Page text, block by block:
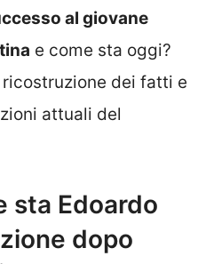
al giovane
e come sta oggi?
dei fatti e
attuali del
sta Edoardo
dopo